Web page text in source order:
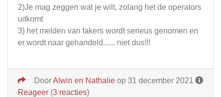
2)Je mag zeggen wat je wilt, zolang het de operators
uitkomt
3) het melden van fakers wordt serieus genomen en
er wordt naar gehandeld...... niet dus!!!
DoorAlwin en Nathalie op 31 december 2021
Reageer (3 reacties)